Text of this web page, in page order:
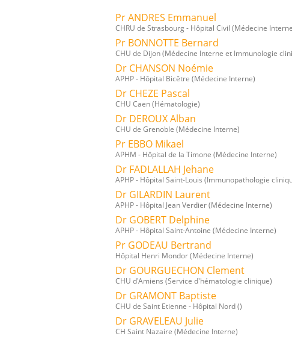
Pr ANDRES Emmanuel
CHRU de Strasbourg - Hôpital Civil (Médecine
Pr BONNOTTE Bernard
CHU de Dijon (Médecine Interne et Immunologie
Dr CHANSON Noémie
APHP - Hôpital Bicêtre (Médecine Interne)
Dr CHEZE Pascal
CHU Caen (Hématologie)
Dr DEROUX Alban
CHU de Grenoble (Médecine Interne)
Pr EBBO Mikael
APHM - Hôpital de la Timone (Médecine Interne)
Dr FADLALLAH Jehane
APHP - Hôpital Saint-Louis (Immunopathologie
Dr GILARDIN Laurent
APHP - Hôpital Jean Verdier (Médecine Interne)
Dr GOBERT Delphine
APHP - Hôpital Saint-Antoine (Médecine Interne)
Pr GODEAU Bertrand
Hôpital Henri Mondor (Médecine Interne)
Dr GOURGUECHON Clement
CHU d'Amiens (Service d'hématologie clinique)
Dr GRAMONT Baptiste
CHU de Saint Etienne - Hôpital Nord ()
Dr GRAVELEAU Julie
CH Saint Nazaire (Médecine Interne)